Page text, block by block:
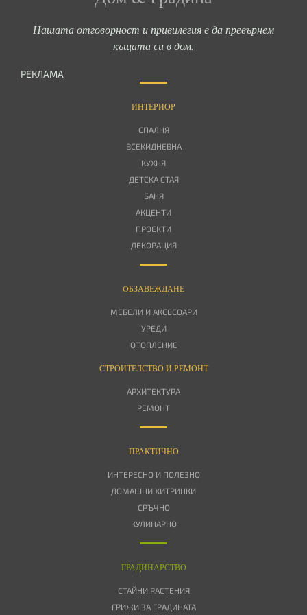
Нашата отговорност и привилегия е да превърнем
къщата си в дом.
РЕКЛАМА
ИНТЕРИОР
СПАЛНЯ
ВСЕКИДНЕВНА
КУХНЯ
ДЕТСКА СТАЯ
БАНЯ
АКЦЕНТИ
ПРОЕКТИ
ДЕКОРАЦИЯ
OБЗАВЕЖДАНЕ
МЕБЕЛИ И АКСЕСОАРИ
УРЕДИ
ОТОПЛЕНИЕ
СТРОИТЕЛСТВО И РЕМОНТ
АРХИТЕКТУРА
РЕМОНТ
ПРАКТИЧНО
ИНТЕРЕСНО И ПОЛЕЗНО
ДОМАШНИ ХИТРИНКИ
СРЪЧНО
КУЛИНАРНО
ГРАДИНАРСТВО
СТАЙНИ РАСТЕНИЯ
ГРИЖИ ЗА ГРАДИНАТА